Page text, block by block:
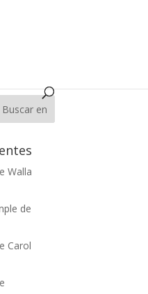
Walla
de
Carol